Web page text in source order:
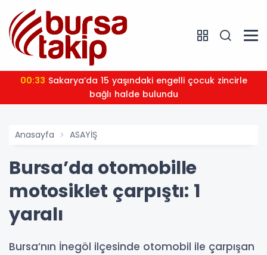
00:33
bağlı halde bulundu
Anasayfa ASAYİŞ
Bursa’da otomobille
motosiklet çarpıştı: 1
yaralı
Bursa’nın İnegöl ilçesinde otomobil ile çarpışan